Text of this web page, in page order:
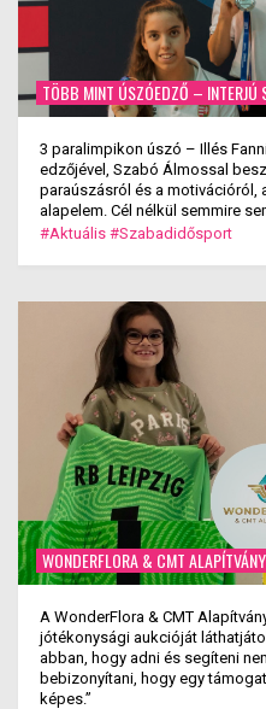
TÖBB MINT ÚSZÓEDZŐ – INTERJÚ
3 paralimpikon úszó – Illés
edzőjével, Szabó Álmossal
paraúszásról és a motivációról,
alapelem. Cél nélkül semmire
#Aktuális #Szabadidősport
WONDERFLORA & CMT
A WonderFlora & CMT
jótékonysági aukcióját
abban, hogy adni és segíteni
bebizonyítani, hogy egy
képes.”